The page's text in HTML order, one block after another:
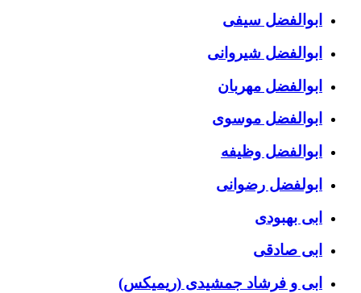
ابوالفضل سیفی
ابوالفضل شیروانی
ابوالفضل مهربان
ابوالفضل موسوی
ابوالفضل وظیفه
ابولفضل رضوانی
ابی بهبودی
ابی صادقی
ابی و فرشاد جمشیدی (ریمیکس)